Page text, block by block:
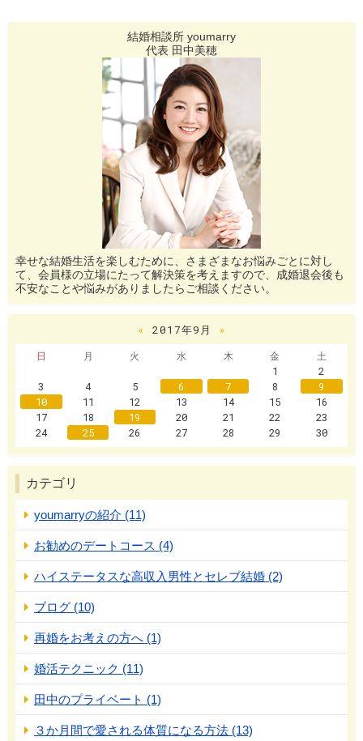
結婚相談所 youmarry
代表 田中美穂
幸せな結婚生活を楽しむために、さまざまなお悩みごとに対し
て、会員様の立場にたって解決策を考えますので、成婚退会後も
不安なことや悩みがありましたらご相談ください。
« 2017年9月
»
日
月 火 水 木 金
土
1
2
3
4 5 6 7 8
9
10
11 12 13 14 15
16
17
18 19 20 21 22
23
24
25 26 27 28 29 30
カテゴリ
youmarryの紹介 (11)
お勧めのデートコース (4)
ハイステータスな高収入男性とセレブ結婚 (2)
ブログ (10)
再婚をお考えの方へ (1)
婚活テクニック (11)
田中のプライベート (1)
３か月間で愛される体質になる方法 (13)